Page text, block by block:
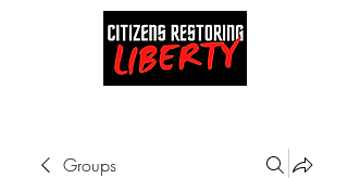
Groups